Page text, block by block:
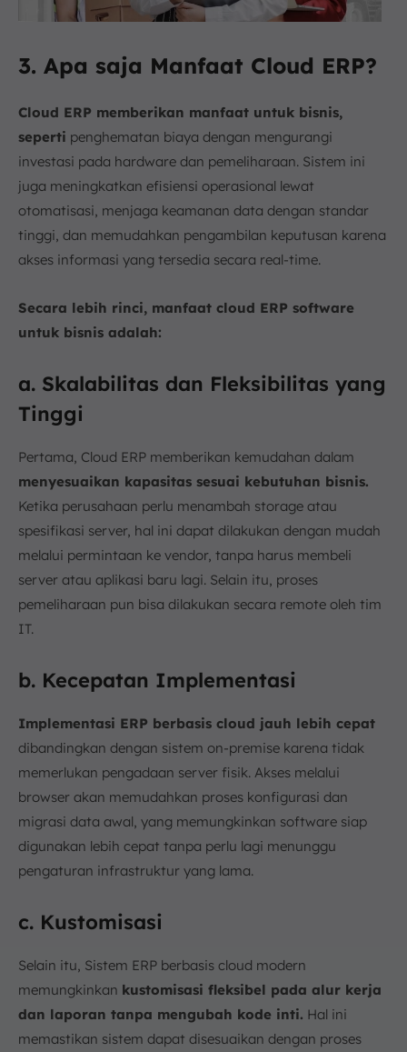
3. Apa saja Manfaat Cloud ERP?
Cloud ERP memberikan manfaat untuk bisnis,
seperti penghematan biaya dengan mengurangi
investasi pada hardware dan pemeliharaan. Sistem ini
juga meningkatkan efisiensi operasional lewat
otomatisasi, menjaga keamanan data dengan standar
tinggi, dan memudahkan pengambilan keputusan karena
akses informasi yang tersedia secara real-time.
Secara lebih rinci, manfaat cloud ERP software
untuk bisnis adalah:
a. Skalabilitas dan Fleksibilitas yang
Tinggi
Pertama, Cloud ERP memberikan kemudahan dalam
menyesuaikan kapasitas sesuai kebutuhan bisnis.
Ketika perusahaan perlu menambah storage atau
spesifikasi server, hal ini dapat dilakukan dengan mudah
melalui permintaan ke vendor, tanpa harus membeli
server atau aplikasi baru lagi. Selain itu, proses
pemeliharaan pun bisa dilakukan secara remote oleh tim
IT.
b. Kecepatan Implementasi
Implementasi ERP berbasis cloud jauh lebih cepat
dibandingkan dengan sistem on-premise karena tidak
memerlukan pengadaan server fisik. Akses melalui
browser akan memudahkan proses konfigurasi dan
migrasi data awal, yang memungkinkan software siap
digunakan lebih cepat tanpa perlu lagi menunggu
pengaturan infrastruktur yang lama.
c. Kustomisasi
Selain itu, Sistem ERP berbasis cloud modern
memungkinkan kustomisasi fleksibel pada alur kerja
dan laporan tanpa mengubah kode inti. Hal ini
memastikan sistem dapat disesuaikan dengan proses